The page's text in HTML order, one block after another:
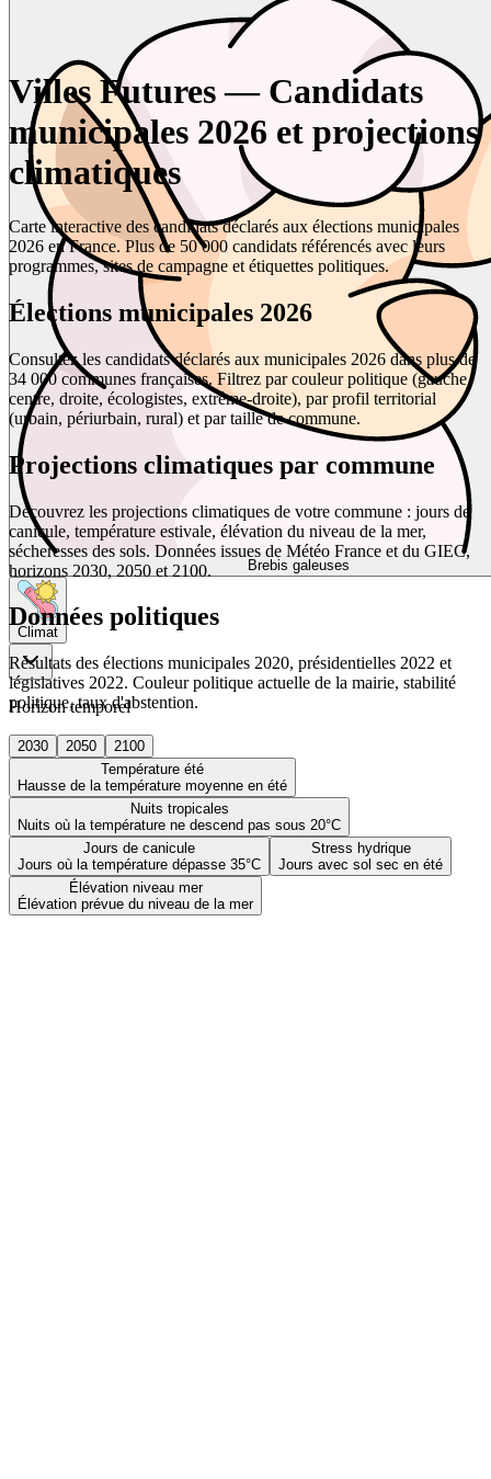
Brebis galeuses
Climat
Horizon temporel
2030 2050
2100
Température été
Hausse de la température moyenne en été
Nuits tropicales
Nuits où la température ne descend pas sous 20°C
Jours de canicule
Jours où la température dépasse 35°C
Stress hydrique
Jours avec sol sec en été
Élévation niveau mer
Élévation prévue du niveau de la mer
Villes Futures — Candidats
municipales 2026 et projections
climatiques
Carte interactive des candidats déclarés aux élections municipales
2026 en France. Plus de 50 000 candidats référencés avec leurs
programmes, sites de campagne et étiquettes politiques.
Élections municipales 2026
Consultez les candidats déclarés aux municipales 2026 dans plus de
34 000 communes françaises. Filtrez par couleur politique (gauche,
centre, droite, écologistes, extrême-droite), par profil territorial
(urbain, périurbain, rural) et par taille de commune.
Projections climatiques par commune
Découvrez les projections climatiques de votre commune : jours de
canicule, température estivale, élévation du niveau de la mer,
sécheresses des sols. Données issues de Météo France et du GIEC,
horizons 2030, 2050 et 2100.
Données politiques
Résultats des élections municipales 2020, présidentielles 2022 et
législatives 2022. Couleur politique actuelle de la mairie, stabilité
politique, taux d'abstention.